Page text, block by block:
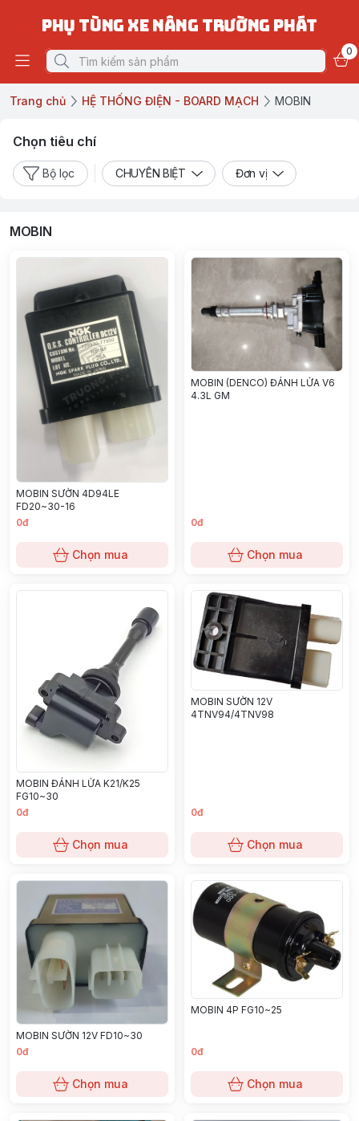
PHỤ TÙNG XE NÂNG TRƯỜNG PHÁT
0
Trang chủ HỆ THỐNG ĐIỆN - BOARD MẠCH MOBIN
Chọn tiêu chí
Bộ lọc CHUYÊN BIỆT Đơn vị
MOBIN
MOBIN SƯỜN 4D94LE
FD20~30-16
0đ
Chọn mua
MOBIN (DENCO) ĐÁNH LỬA V6
4.3L GM
0đ
Chọn mua
MOBIN ĐÁNH LỬA K21/K25
FG10~30
0đ
Chọn mua
MOBIN SƯỜN 12V
4TNV94/4TNV98
0đ
Chọn mua
MOBIN SƯỜN 12V FD10~30
0đ
Chọn mua
MOBIN 4P FG10~25
0đ
Chọn mua